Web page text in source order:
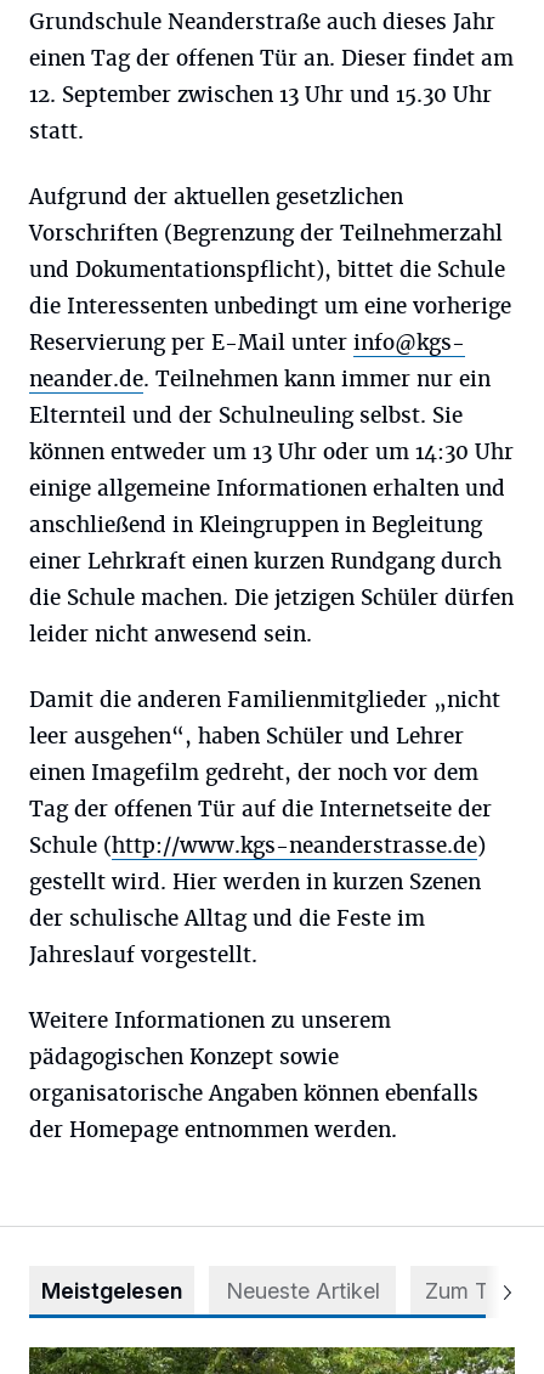
Grundschule Neanderstraße auch dieses Jahr
einen Tag der offenen Tür an. Dieser findet am
12. September zwischen 13 Uhr und 15.30 Uhr
statt.
Aufgrund der aktuellen gesetzlichen
Vorschriften (Begrenzung der Teilnehmerzahl
und Dokumentationspflicht), bittet die Schule
die Interessenten unbedingt um eine vorherige
Reservierung per E-Mail unter info@kgs-
neander.de. Teilnehmen kann immer nur ein
Elternteil und der Schulneuling selbst. Sie
können entweder um 13 Uhr oder um 14:30 Uhr
einige allgemeine Informationen erhalten und
anschließend in Kleingruppen in Begleitung
einer Lehrkraft einen kurzen Rundgang durch
die Schule machen. Die jetzigen Schüler dürfen
leider nicht anwesend sein.
Damit die anderen Familienmitglieder „nicht
leer ausgehen“, haben Schüler und Lehrer
einen Imagefilm gedreht, der noch vor dem
Tag der offenen Tür auf die Internetseite der
Schule (http://www.kgs-neanderstrasse.de)
gestellt wird. Hier werden in kurzen Szenen
der schulische Alltag und die Feste im
Jahreslauf vorgestellt.
Weitere Informationen zu unserem
pädagogischen Konzept sowie
organisatorische Angaben können ebenfalls
der Homepage entnommen werden.
Meistgelesen Neueste Artikel Zum Thema
Aus Grau wird Haltung